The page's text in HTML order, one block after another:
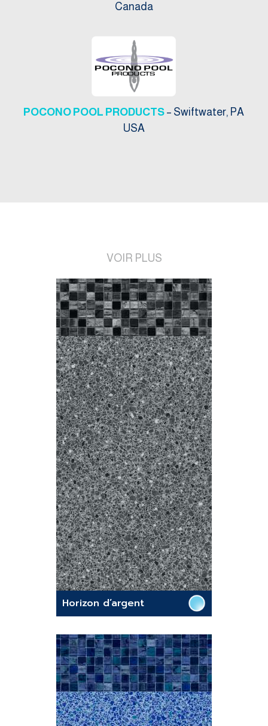
Canada
POCONO POOL PRODUCTS – Swiftwater, PA
USA
VOIR PLUS
Horizon d’argent